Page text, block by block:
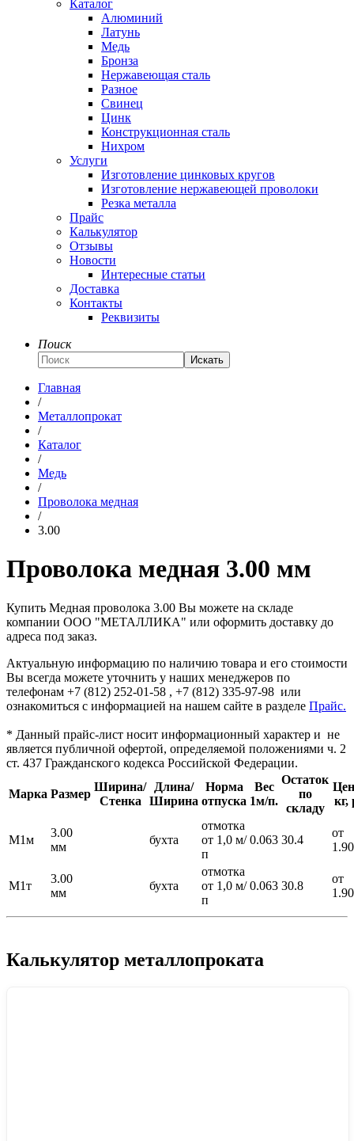
Каталог
Алюминий
Латунь
Медь
Бронза
Нержавеющая сталь
Разное
Свинец
Цинк
Конструкционная сталь
Нихром
Услуги
Изготовление цинковых кругов
Изготовление нержавеющей проволоки
Резка металла
Прайс
Калькулятор
Отзывы
Новости
Интересные статьи
Доставка
Контакты
Реквизиты
Поиск
Искать
Главная
/
Металлопрокат
/
Каталог
/
Медь
/
Проволока медная
/
3.00
Проволока медная 3.00 мм
Купить Медная проволока 3.00 Вы можете на складе
компании ООО "МЕТАЛЛИКА" или оформить доставку до
адреса под заказ.
Актуальную информацию по наличию товара и его стоимости
Вы всегда можете уточнить у наших менеджеров по
телефонам +7 (812) 252-01-58 , +7 (812) 335-97-98 или
ознакомиться с информацией на нашем сайте в разделе Прайс.
* Данный прайс-лист носит информационный характер и не
является публичной офертой, определяемой положениями ч. 2
ст. 437 Гражданского кодекса Российской Федерации.
Марка Размер
Ширина/
Стенка
Длина/
Ширина
Норма
отпуска
Вес
1м/п.
Остаток
по
складу
кг,
М1м
3.00
мм
бухта
отмотка
от 1,0 м/
п
0.063 30.4
от
М1т
3.00
мм
бухта
отмотка
от 1,0 м/
п
0.063 30.8
от
Калькулятор металлопроката